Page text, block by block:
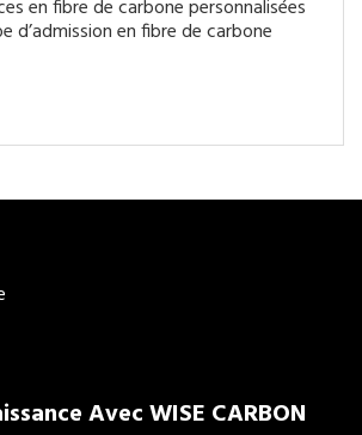
en fibre de carbone personnalisées
d’admission en fibre de carbone
Avec WISE CARBON